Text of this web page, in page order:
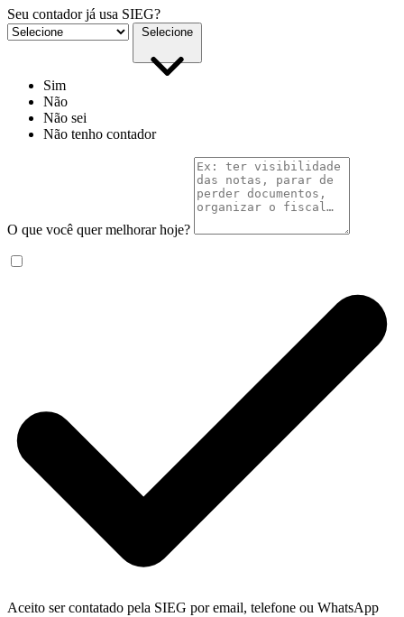
Seu contador já usa SIEG?
Selecione
Sim
Não
Não sei
Não tenho contador
O que você quer melhorar hoje?
Aceito ser contatado pela SIEG por email, telefone ou WhatsApp